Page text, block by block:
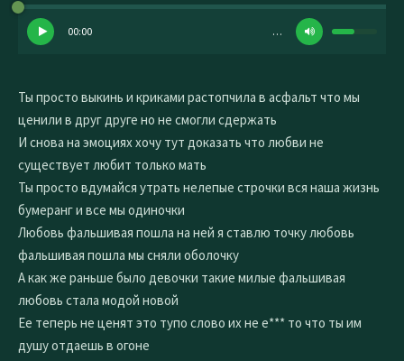
00:00 …
Ты просто выкинь и криками растопчила в асфальт что мы
ценили в друг друге но не смогли сдержать
И снова на эмоциях хочу тут доказать что любви не
существует любит только мать
Ты просто вдумайся утрать нелепые строчки вся наша жизнь
бумеранг и все мы одиночки
Любовь фальшивая пошла на ней я ставлю точку любовь
фальшивая пошла мы сняли оболочку
А как же раньше было девочки такие милые фальшивая
любовь стала модой новой
Ее теперь не ценят это тупо слово их не е*** то что ты им
душу отдаешь в огоне